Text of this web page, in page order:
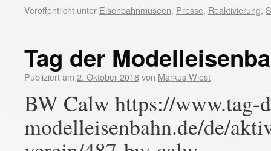
Veröffentlicht unter Eisenbahnmuseen, Presse, Reaktivierung,
Tag der
Publiziert am 2. Oktober 2018von Markus Wiest
BW Calw https://www.tag-
modelleisenbahn.de/de/